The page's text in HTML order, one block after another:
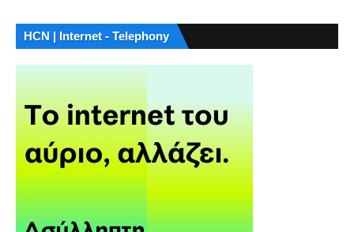
HCN | Internet - Telephony